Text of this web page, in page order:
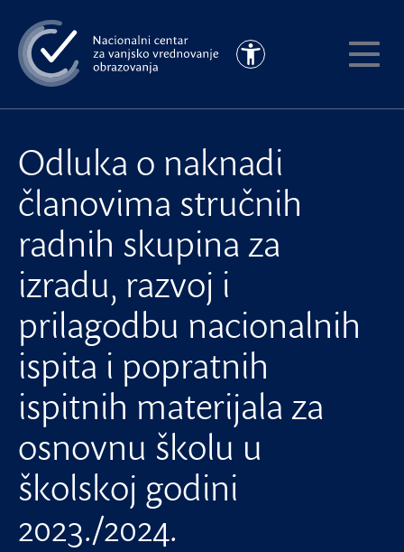
na
glavni
sadržaj
Pristupačnost
Odluka o naknadi
članovima stručnih
radnih skupina za
izradu, razvoj i
prilagodbu nacionalnih
ispita i popratnih
ispitnih materijala za
osnovnu školu u
školskoj godini
2023./2024.